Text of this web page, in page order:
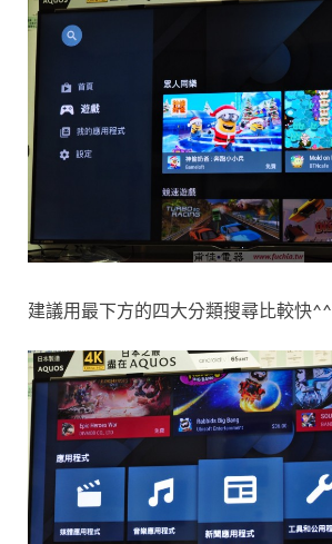
建議用最下方的四大分類搜尋比較快^^